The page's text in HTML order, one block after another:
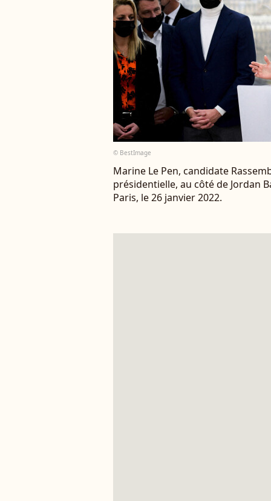
© BestImage
Marine Le Pen, candidate
présidentielle, au côté de Jordan
Paris, le 26 janvier 2022.